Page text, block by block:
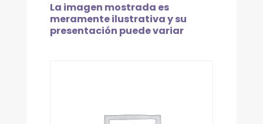
La imagen mostrada es
meramente ilustrativa y su
presentación puede variar